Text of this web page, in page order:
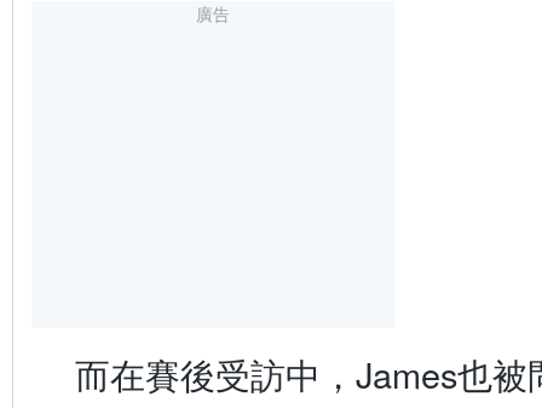
廣告
而在賽後受訪中，James也